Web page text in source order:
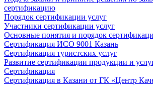
сертификацию
Порядок сертификации услуг
Участники сертификации услуг
Основные понятия и порядок
Сертификация ИСО 9001 Казань
Сертификация туристских услуг
Развитие сертификации продукции и
Сертификация
Сертификация в Казани от ГК «Центр